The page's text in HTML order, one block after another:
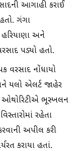
આગાહી કરાઈ
ગંગા
હરિયાણા અને
પડ્યો હતો.
વરસાદ નોંધાયો
યલો એલર્ટ જાહેર
ઓથોરિટીએ ભૂસ્ખલન
રહેતા
અપીલ કરી
કરાયા હતાં.